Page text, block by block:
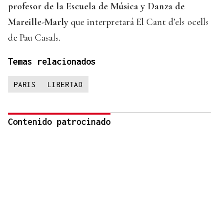
profesor de la Escuela de Música y Danza de
Mareille-Marly que interpretará El Cant d’els ocells
de Pau Casals.
Temas relacionados
PARIS LIBERTAD
Contenido patrocinado